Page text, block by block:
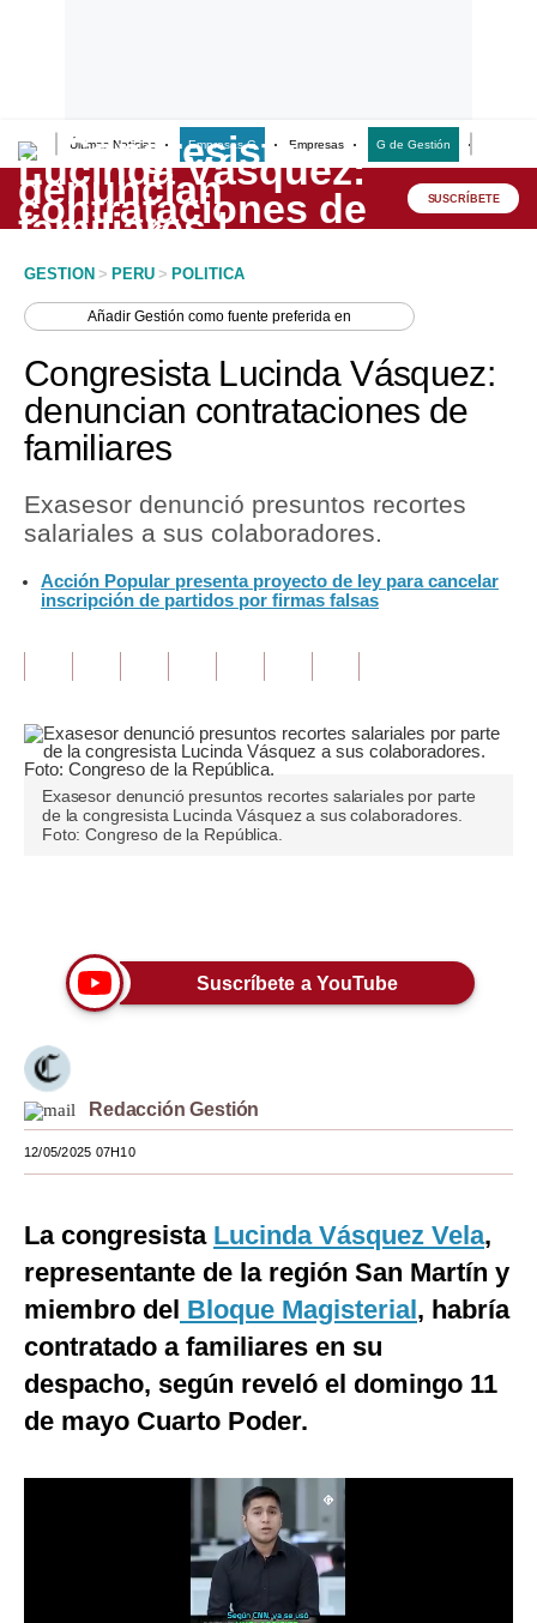
Últimas Noticias Empresas G Empresas G de Gestión
Lo último
Peru Quiosco
Economía
Mercados
Política
Tu Dinero
Inmobiliarias
Plus G
Opinión
Editorial
Tendencias
Lujo
Viajes
Moda
Estilos
México
España
Internacional
SUSCRÍBETE
GESTION > PERU > POLITICA
AñadirGestión como fuente preferida en
Congresista Lucinda Vásquez:
denuncian contrataciones de
familiares
Exasesor denunció presuntos recortes
salariales a sus colaboradores.
Acción Popular presenta proyecto de ley para cancelar
inscripción de partidos por firmas falsas
Exasesor denunció presuntos recortes salariales por parte
de la congresista Lucinda Vásquez a sus colaboradores.
Foto: Congreso de la República.
Suscríbete a YouTube
Redacción Gestión
12/05/2025 07H10
La congresista Lucinda Vásquez Vela,
representante de la región San Martín y
miembro del Bloque Magisterial, habría
contratado a familiares en su
despacho, según reveló el domingo 11
de mayo Cuarto Poder.